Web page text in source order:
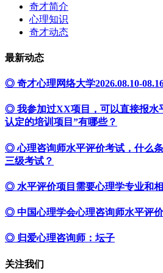
奇才简介
心理知识
奇才动态
最新动态
◎ 奇才心理网络大学2026.08.10-
◎ 我参加过XX项目，可以直接报水
认定的培训项目”有哪些？
◎ 心理咨询师水平评价考试，什么
三级考试？
◎ 水平评价项目需要心理学专业和
◎ 中国心理学会心理咨询师水平评
◎ 归爱心理咨询师：坛子
关注我们